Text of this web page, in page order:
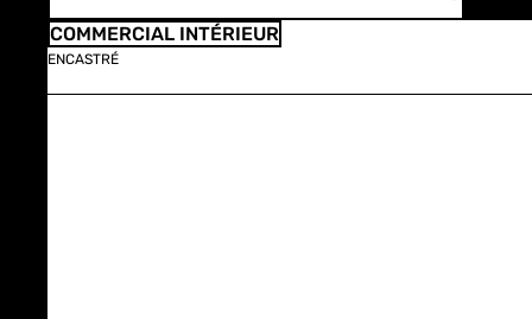
COMMERCIAL INTÉRIEUR
ENCASTRÉ